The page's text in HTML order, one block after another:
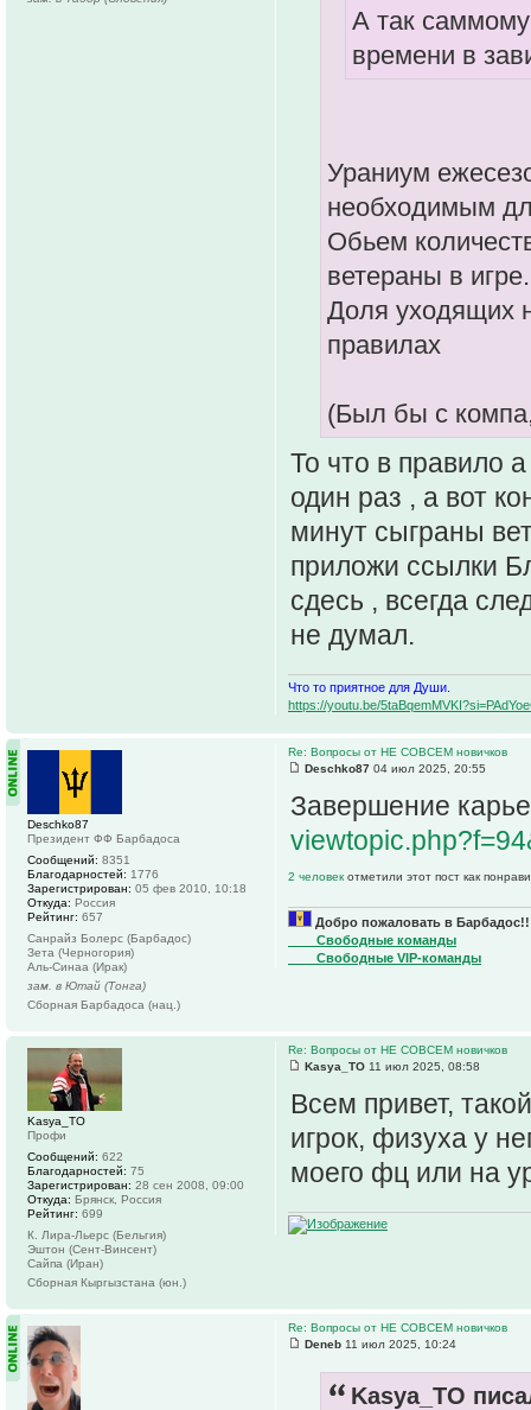
А так саммому
времени в
Ураниум
необходимым
Обьем
ветераны в игре.
Доля уходящих
правилах
(Был бы с
То что в правило
один раз , а вот
минут сыграны
приложи ссылки
сдесь , всегда
не думал.
Что то приятное для Души.
https://youtu.be/
Re: Вопросы от НЕ СОВСЕМ новичков
Deschko87 04 июл 2025, 20:55
Завершение
2 человек отметили этот пост как
Добро пожаловать в
____Свободные команды
____Свободные VIP-команды
Deschko87
Президент ФФ Барбадоса
Сообщений: 8351
Благодарностей: 1776
Зарегистрирован: 05 фев 2010, 10:18
Откуда: Россия
Рейтинг: 657
Санрайз Болерс (Барбадос)
Зета (Черногория)
Аль-Синаа (Ирак)
зам. в Ютай (Тонга)
Сборная Барбадоса (нац.)
Re: Вопросы от НЕ СОВСЕМ новичков
Kasya_TO 11 июл 2025, 08:58
Всем привет,
игрок, физуха у
моего фц или на
Kasya_TO
Профи
Сообщений: 622
Благодарностей: 75
Зарегистрирован: 28 сен 2008, 09:00
Откуда: Брянск, Россия
Рейтинг: 699
К. Лира-Льерс (Бельгия)
Эштон (Сент-Винсент)
Сайпа (Иран)
Сборная Кыргызстана (юн.)
Re: Вопросы от НЕ СОВСЕМ новичков
Deneb 11 июл 2025, 10:24
Kasya_TO